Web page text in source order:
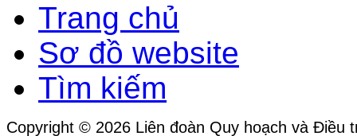
Trang chủ
Sơ đồ website
Tìm kiếm
Copyright © 2026 Liên đoàn Quy hoạch và Điều